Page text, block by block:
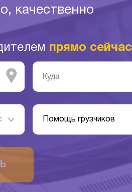
качественно
прямо сейчас
Помощь грузчиков